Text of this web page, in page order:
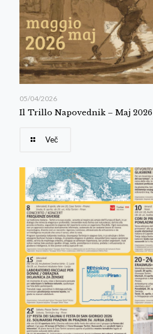
05/04/2026
Il Trillo Napovednik – Maj 2026
Več